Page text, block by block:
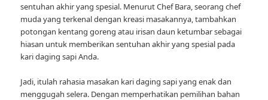
sentuhan akhir yang spesial. Menurut Chef Bara, seorang chef
muda yang terkenal dengan kreasi masakannya, tambahkan
potongan kentang goreng atau irisan daun ketumbar sebagai
hiasan untuk memberikan sentuhan akhir yang spesial pada
kari daging sapi Anda.
Jadi, itulah rahasia masakan kari daging sapi yang enak dan
menggugah selera. Dengan memperhatikan pemilihan bahan